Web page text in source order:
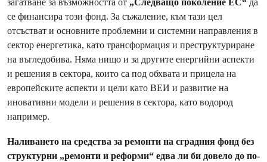
се финансира този фонд. За съжаление, към тази цел
отсъстват и основните проблемни и системни направления в
сектор енергетика, като трансформация и преструктуриране
на въгледобива. Няма нищо и за другите енергийни аспекти
и решения в сектора, които са под обхвата и прицела на
европейските аспекти и цели като ВЕИ и развитие на
иновативни модели и решения в сектора, като водород
например.
Наливането на средства за ремонти на сградния фонд без
структурни „ремонти и реформи“ едва ли би довело до по-